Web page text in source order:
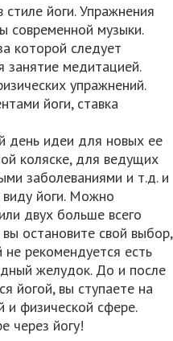
йоги. Упражнения
современной музыки.
которой следует
занятие медитацией.
упражнений.
йоги, ставка
день идеи для новых ее
коляске, для ведущих
заболеваниями и т.д. и
виду йоги. Можно
двух больше всего
остановите свой выбор,
не рекомендуется есть
желудок. До и после
йогой, вы ступаете на
и физической сфере.
через йогу!